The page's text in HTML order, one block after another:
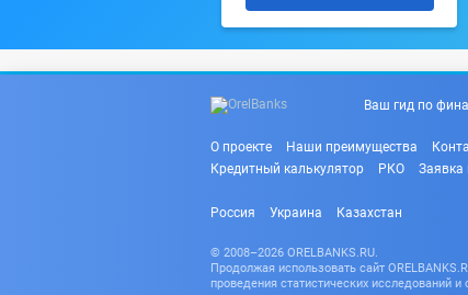
Ваш гид по
О проекте Наши преимущества
Кредитный калькулятор
РКО Заявка
Россия Украина Казахстан
© 2008–2026 ORELBANKS.RU.
Продолжая использовать сайт
проведения статистических исследований